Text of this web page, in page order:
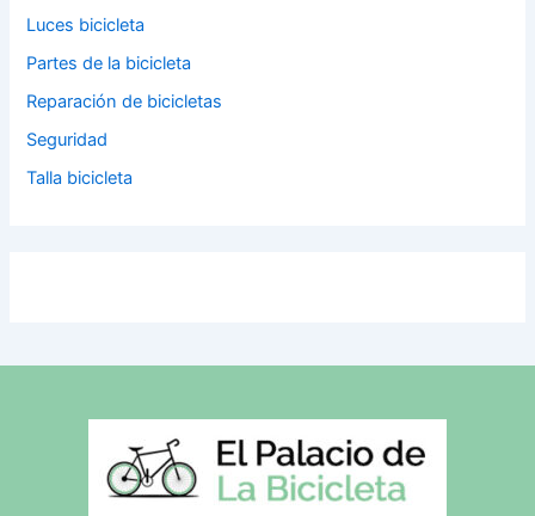
Luces bicicleta
Partes de la bicicleta
Reparación de bicicletas
Seguridad
Talla bicicleta